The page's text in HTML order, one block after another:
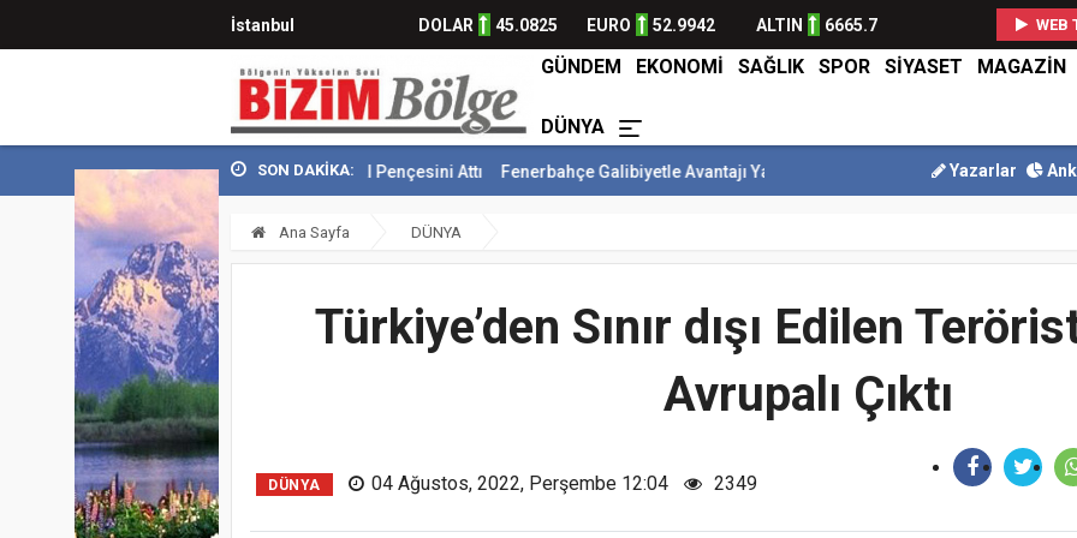
İstanbul DOLAR 45.0825 EURO 52.9942 ALTIN 6665.7 WEB
GÜNDEM EKONOMİ SAĞLIK SPOR SİYASET MAGAZİN
DÜNYA
SON DAKİKA:
Kara Kartal Pençesini Attı Fenerbahçe Galibiyetle Avantajı Yakaladı Çekmeköy Yeşil Yol Projesi'nde Çalışmalar
Yazarlar
Ana Sayfa DÜNYA
Türkiye’den Sınır dışı Edilen
Avrupalı Çıktı
DÜNYA 04 Ağustos, 2022, Perşembe 12:04 2349